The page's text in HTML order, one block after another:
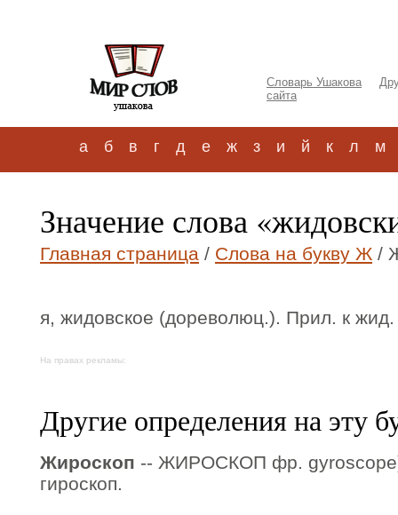
Словарь Ушакова
сайта
а б в г д е ж з и й к л м
Значение слова
Главная страница / Слова на букву Ж /
я, жидовское (дореволюц.). Прил. к жид.
На правах рекламы:
Другие определения на эту
Жироскоп -- ЖИРОСКОП фр.
гироскоп.